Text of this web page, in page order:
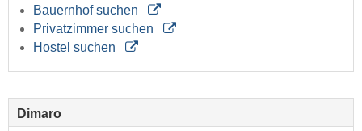
Bauernhof suchen
Privatzimmer suchen
Hostel suchen
Dimaro